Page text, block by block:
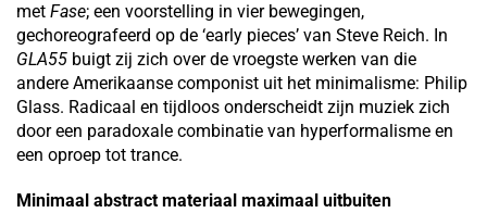
met Fase; een voorstelling in vier bewegingen,
gechoreografeerd op de ‘early pieces’ van Steve Reich. In
GLA55 buigt zij zich over de vroegste werken van die
andere Amerikaanse componist uit het minimalisme: Philip
Glass. Radicaal en tijdloos onderscheidt zijn muziek zich
door een paradoxale combinatie van hyperformalisme en
een oproep tot trance.
Minimaal abstract materiaal maximaal uitbuiten